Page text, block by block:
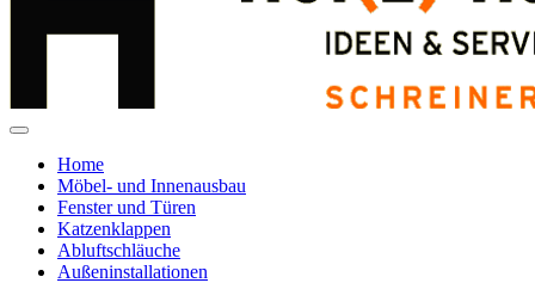
Home
Möbel- und Innenausbau
Fenster und Türen
Katzenklappen
Abluftschläuche
Außeninstallationen